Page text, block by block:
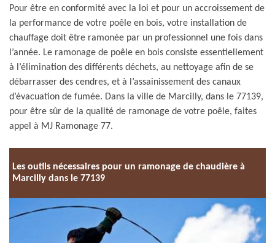
Pour être en conformité avec la loi et pour un accroissement de
la performance de votre poêle en bois, votre installation de
chauffage doit être ramonée par un professionnel une fois dans
l’année. Le ramonage de poêle en bois consiste essentiellement
à l’élimination des différents déchets, au nettoyage afin de se
débarrasser des cendres, et à l’assainissement des canaux
d’évacuation de fumée. Dans la ville de Marcilly, dans le 77139,
pour être sûr de la qualité de ramonage de votre poêle, faites
appel à MJ Ramonage 77.
Les outils nécessaires pour un ramonage de chaudière à
Marcilly dans le 77139